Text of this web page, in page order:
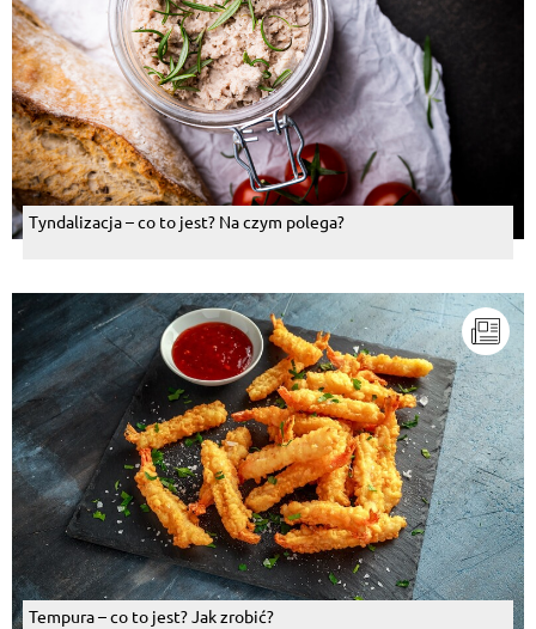
Tyndalizacja – co to jest? Na czym polega?
Tempura – co to jest? Jak zrobić?